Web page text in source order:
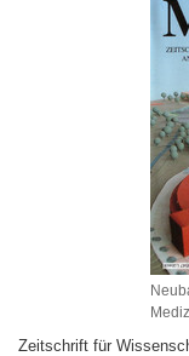
Zeitschrift für